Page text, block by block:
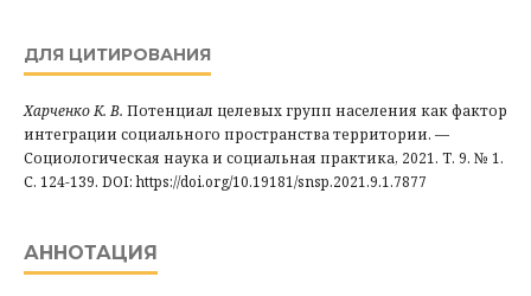
ДЛЯ ЦИТИРОВАНИЯ
Харченко К. В. Потенциал целевых групп населения как фактор
интеграции социального пространства территории. —
Социологическая наука и социальная практика, 2021. Т. 9. № 1.
С. 124-139. DOI: https://doi.org/10.19181/snsp.2021.9.1.7877
АННОТАЦИЯ